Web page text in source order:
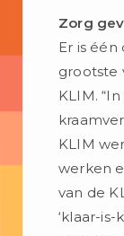
Zorg
Er is
grootste
KLIM.
KLIM
werken
van de
‘klaar-